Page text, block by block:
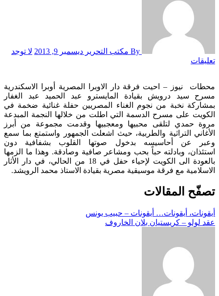
ديسمبر 9, 2013
لا توجد
تعليقات
محطات نيوز – احيت فرقة دار الاوبرا المصرية أوبرا الاسكندرية
مسرح سيد درويش بقيادة المايسترو عبد الحميد عبد الغفار
بمشاركة نخبة من نجوم الغناء المصريين حفلة غنائية ضخمة في
الكويت على مسرح الدسمة التي اطلت من خلالها النجمة المبدعة
مروة حمدي لتلقى محبيها ومعجبيها وقدمت مجموعة من أبرز
الأغاني التراثية والطربية، حيث اشعلت الجمهور واستمتع بما سمع
وعبر عن أحاسيسه بدخول صوتها القلوب بشفافية دون
استئذان، وبادلته حباً بحب ومشاعر صافية وصادقة. وهذا ما الزمها
بالعودة الى الكويت لإحياء حفل في 18 من الحالي، في دار الأثار
الاسلامية مع فرقة موسيقية مصرية بقيادة الاستاذ محمد الرويشد.
تصفّح المقالات
أيقونات، أيقونات… أيقونات – حبيب يونس
عقد لولو – كريستيان بلان الخاروف